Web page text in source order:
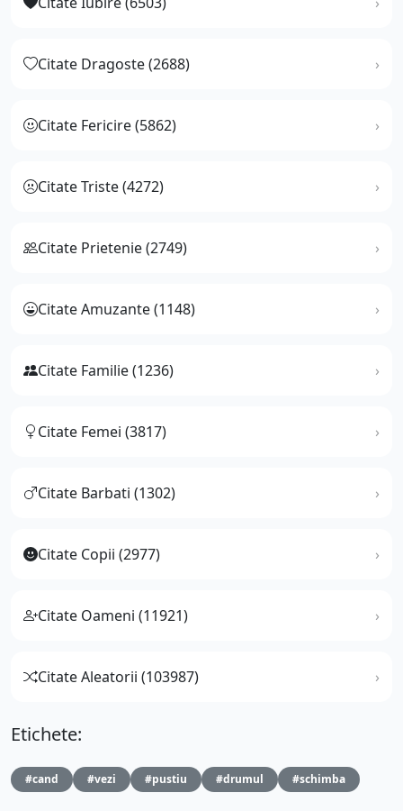
Citate Dragoste (2688)
Citate Fericire (5862)
Citate Triste (4272)
Citate Prietenie (2749)
Citate Amuzante (1148)
Citate Familie (1236)
Citate Femei (3817)
Citate Barbati (1302)
Citate Copii (2977)
Citate Oameni (11921)
Citate Aleatorii (103987)
Etichete:
#cand #vezi #pustiu #drumul #schimba